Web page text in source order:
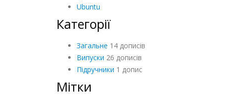
Ubuntu
Категорії
Загальне 14 дописів
Випуски 26 дописів
Підручники 1 допис
Мітки